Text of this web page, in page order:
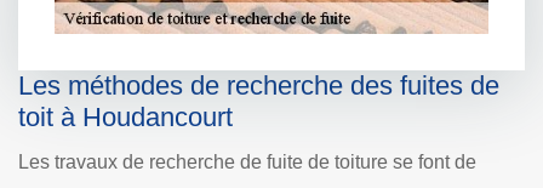
Les méthodes de recherche des fuites de
toit à Houdancourt
Les travaux de recherche de fuite de toiture se font de